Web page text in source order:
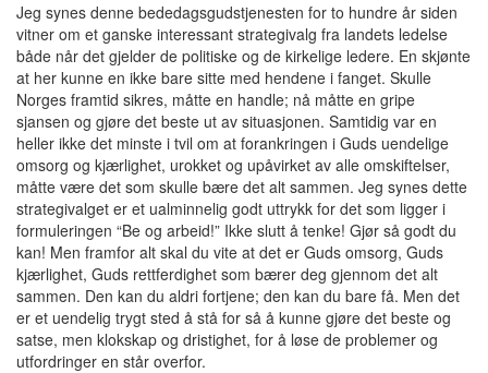
Jeg synes denne bededagsgudstjenesten for to hundre år siden
vitner om et ganske interessant strategivalg fra landets ledelse
både når det gjelder de politiske og de kirkelige ledere. En skjønte
at her kunne en ikke bare sitte med hendene i fanget. Skulle
Norges framtid sikres, måtte en handle; nå måtte en gripe
sjansen og gjøre det beste ut av situasjonen. Samtidig var en
heller ikke det minste i tvil om at forankringen i Guds uendelige
omsorg og kjærlighet, urokket og upåvirket av alle omskiftelser,
måtte være det som skulle bære det alt sammen. Jeg synes dette
strategivalget er et ualminnelig godt uttrykk for det som ligger i
formuleringen “Be og arbeid!” Ikke slutt å tenke! Gjør så godt du
kan! Men framfor alt skal du vite at det er Guds omsorg, Guds
kjærlighet, Guds rettferdighet som bærer deg gjennom det alt
sammen. Den kan du aldri fortjene; den kan du bare få. Men det
er et uendelig trygt sted å stå for så å kunne gjøre det beste og
satse, men klokskap og dristighet, for å løse de problemer og
utfordringer en står overfor.